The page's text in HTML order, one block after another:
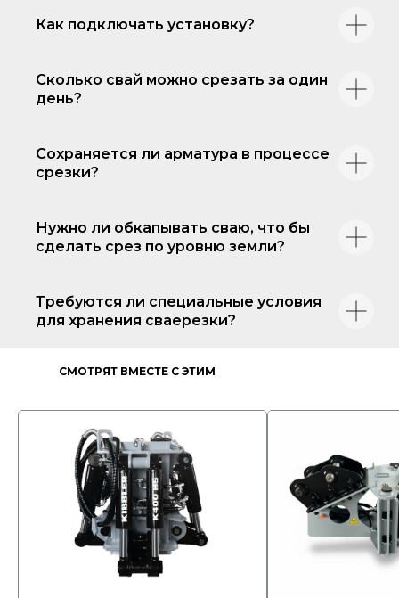
Как подключать установку?
Сколько свай можно срезать за один
день?
Сохраняется ли арматура в процессе
срезки?
Нужно ли обкапывать сваю, что бы
сделать срез по уровню земли?
Требуются ли специальные условия
для хранения сваерезки?
СМОТРЯТ ВМЕСТЕ С ЭТИМ